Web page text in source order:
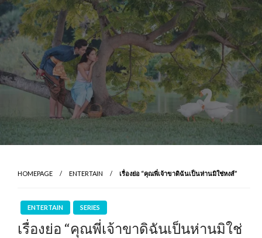
HOMEPAGE ENTERTAIN เรื่องย่อ “คุณพี่เจ้าขาดิฉันเป็นห่านมิใช่หงส์”
ENTERTAIN SERIES
เรื่องย่อ “คุณพี่เจ้าขาดิฉันเป็นห่านมิใช่